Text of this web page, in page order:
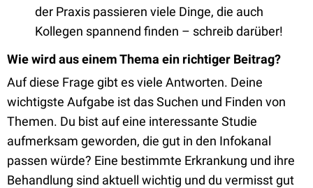
der Praxis passieren viele Dinge, die auch
Kollegen spannend finden – schreib darüber!
Wie wird aus einem Thema ein richtiger Beitrag?
Auf diese Frage gibt es viele Antworten. Deine
wichtigste Aufgabe ist das Suchen und Finden von
Themen. Du bist auf eine interessante Studie
aufmerksam geworden, die gut in den Infokanal
passen würde? Eine bestimmte Erkrankung und ihre
Behandlung sind aktuell wichtig und du vermisst gut